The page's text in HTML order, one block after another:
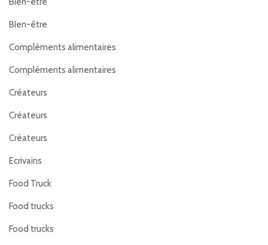
BIen-être
Compléments alimentaires
Compléments alimentaires
Créateurs
Créateurs
Créateurs
Ecrivains
Food Truck
Food trucks
Food trucks